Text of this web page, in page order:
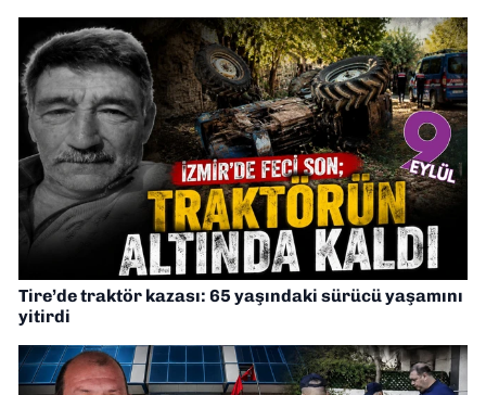
Tire’de traktör kazası: 65 yaşındaki sürücü yaşamını
yitirdi